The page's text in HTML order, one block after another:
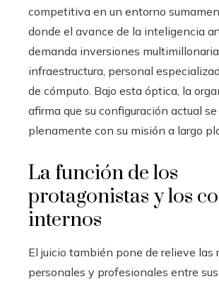
competitiva en un entorno
donde el avance de la inteligencia
demanda inversiones
infraestructura, personal
de cómputo. Bajo esta óptica, la
afirma que su configuración actual
plenamente con su misión a largo
La función de los
protagonistas y los
internos
El juicio también pone de relieve las
personales y profesionales entre sus